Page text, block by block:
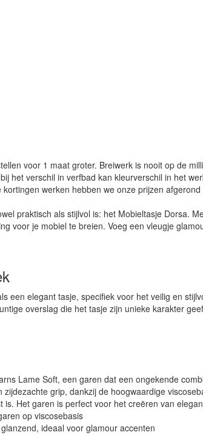
voor 1 maat groter. Breiwerk is nooit op de
het verschil in verfbad kan kleurverschil in het
werken hebben we onze prijzen
praktisch als stijlvol is: het Mobieltasje Dorsa.
voor je mobiel te breien. Voeg een vleugje
een elegant tasje, specifiek voor het veilig en
overslag die het tasje zijn unieke karakter
Lame Soft, een garen dat een ongekende
grip, dankzij de hoogwaardige
Het garen is perfect voor het creëren van
op viscosebasis
ideaal voor glamour accenten